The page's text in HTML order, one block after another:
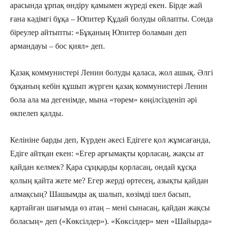
арасында ұрпақ өндіру қамымен жүреді екен. Бірде жай
ғана кәдімгі бұқа – Юпитер Құдай болуды ойлапты. Сонда
біреулер айтыпты: «Бұқаның Юпитер боламын деп
армандауы – бос қиял» деп.
Қазақ коммунистері Ленин болуды қаласа, жол ашық. Әлгі
бұқаның кебін құшып жүрген қазақ коммунистері Ленин
бола ала ма дегенімде, мына «төрем» көңілсізденіп әрі
өкпелеп қалды.
Келініне барды деп, Күрден әкесі Едігеге қол жұмсағанда,
Едіге айтқан екен: «Егер арғымақты қорласаң, жақсы ат
қайдан келмек? Қара сұңқарды қорласаң, ондай құсқа
қолың қайта жете ме? Егер жерді өртесең, азықты қайдан
алмақсың? Шашымды ақ шалып, көзімді шел басып,
қартайған шағымда өз атаң – мені сынасаң, қайдан жақсы
боласың» деп («Көксілдер»). «Көксілдер» мен «Шайырда»